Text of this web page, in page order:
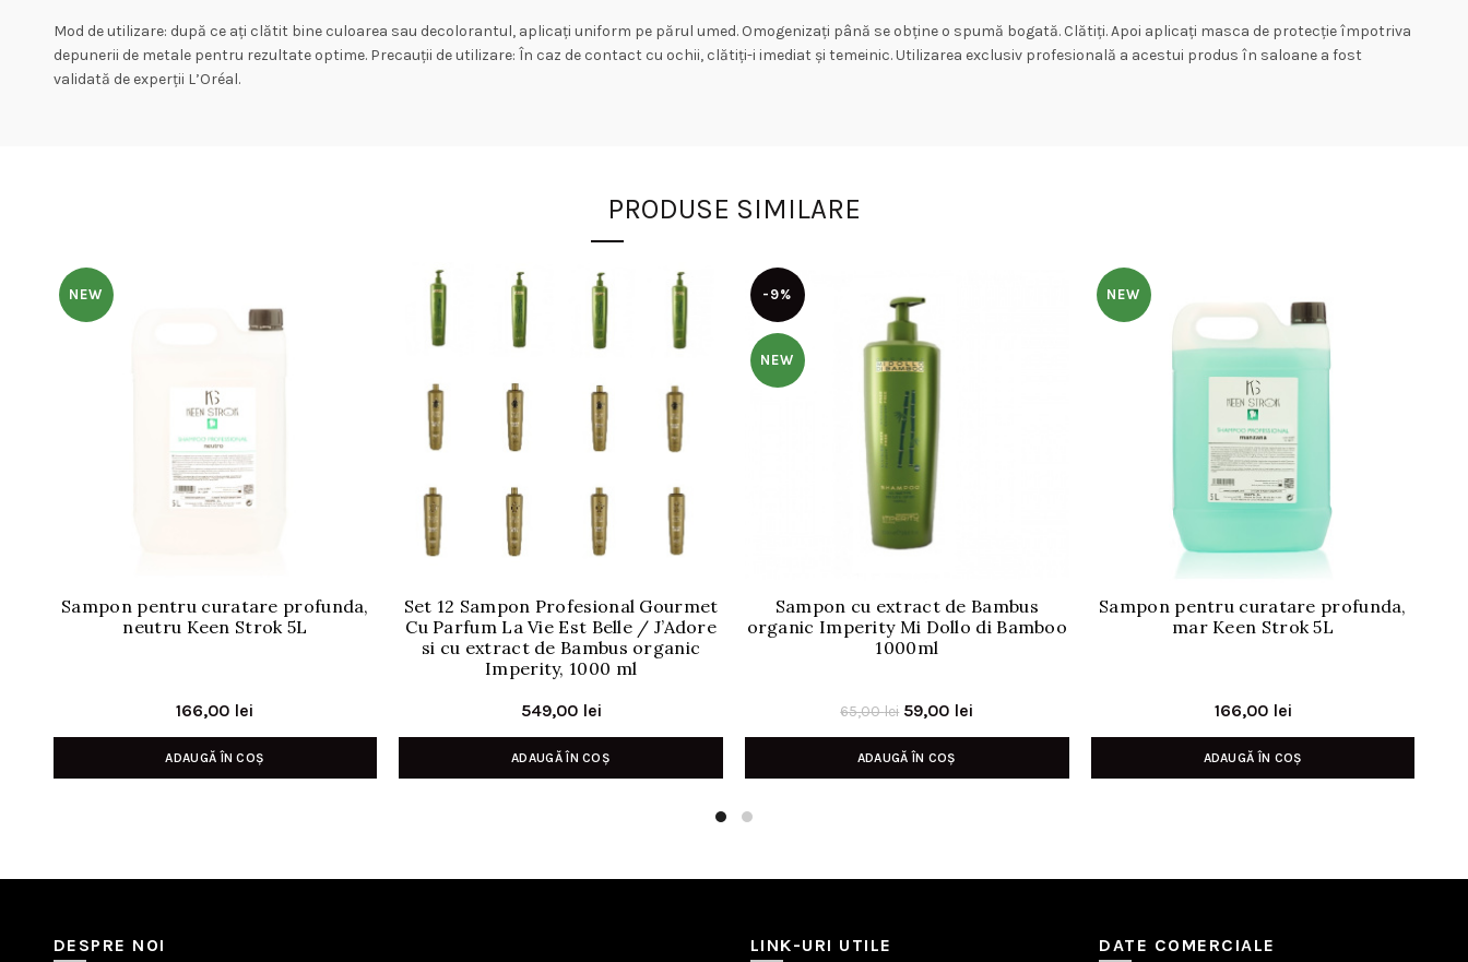
Mod de utilizare: după ce ați clătit bine culoarea sau decolorantul, aplicați uniform pe părul umed. Omogenizați până se obține o spumă bogată. Clătiți. Apoi aplicați masca de protecție împotriva
depunerii de metale pentru rezultate optime. Precauții de utilizare: În caz de contact cu ochii, clătiți-i imediat și temeinic. Utilizarea exclusiv profesională a acestui produs în saloane a fost
validată de experții L’Oréal.
PRODUSE SIMILARE
NEW
Sampon pentru curatare profunda,
neutru Keen Strok 5L
166,00 lei
ADAUGĂ ÎN COȘ
Set 12 Sampon Profesional Gourmet
Cu Parfum La Vie Est Belle / J’Adore
si cu extract de Bambus organic
Imperity, 1000 ml
549,00 lei
ADAUGĂ ÎN COȘ
-9%
NEW
Sampon cu extract de Bambus
organic Imperity Mi Dollo di Bamboo
1000ml
65,00lei Prețul
inițial
a
59,00 lei
curent
ADAUGĂ ÎN COȘ
NEW
Sampon pentru curatare profunda,
mar Keen Strok 5L
166,00 lei
ADAUGĂ ÎN COȘ
DESPRE NOI LINK-URI UTILE DATE COMERCIALE